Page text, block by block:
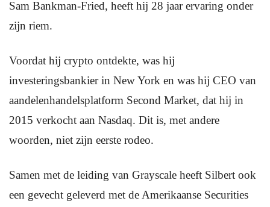
Sam Bankman-Fried, heeft hij 28 jaar ervaring onder
zijn riem.
Voordat hij crypto ontdekte, was hij
investeringsbankier in New York en was hij CEO van
aandelenhandelsplatform Second Market, dat hij in
2015 verkocht aan Nasdaq. Dit is, met andere
woorden, niet zijn eerste rodeo.
Samen met de leiding van Grayscale heeft Silbert ook
een gevecht geleverd met de Amerikaanse Securities